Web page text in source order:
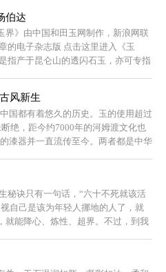
伯达
界》由中国和田玉网制作，新浪网联
的电子杂志版 点击这里进入《玉
指产于昆仑山的透闪石玉，亦可专指
风新生
国都有着悠久的历史。玉的使用超过
绝，距今约7000年的河姆渡文化也
漆器并一直流传至今。两者都是中华
秘诀只有一句话，“六十不死就该活
自己是该为年轻人挪地的人了，就
就能降心、炼性、超界。不过，到我